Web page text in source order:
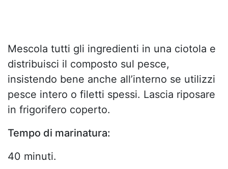
Mescola tutti gli ingredienti in una ciotola e
distribuisci il composto sul pesce,
insistendo bene anche all’interno se utilizzi
pesce intero o filetti spessi. Lascia riposare
in frigorifero coperto.
Tempo di marinatura:
40 minuti.